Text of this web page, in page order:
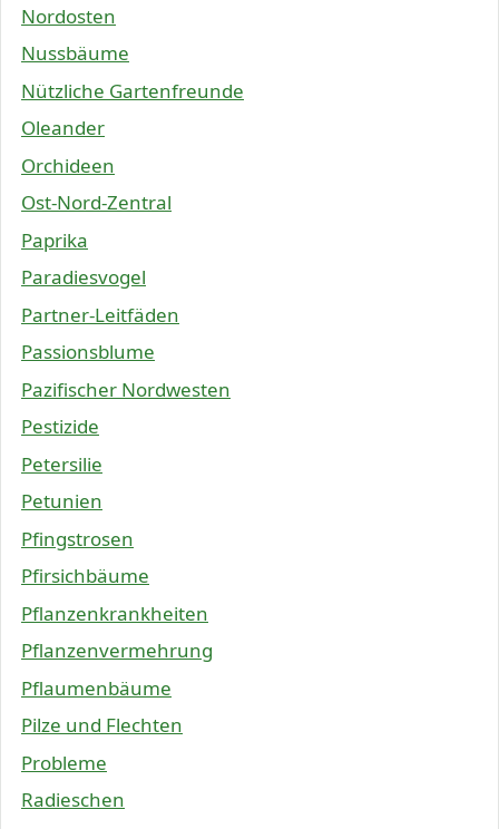
Nordosten
Nussbäume
Nützliche Gartenfreunde
Oleander
Orchideen
Ost-Nord-Zentral
Paprika
Paradiesvogel
Partner-Leitfäden
Passionsblume
Pazifischer Nordwesten
Pestizide
Petersilie
Petunien
Pfingstrosen
Pfirsichbäume
Pflanzenkrankheiten
Pflanzenvermehrung
Pflaumenbäume
Pilze und Flechten
Probleme
Radieschen